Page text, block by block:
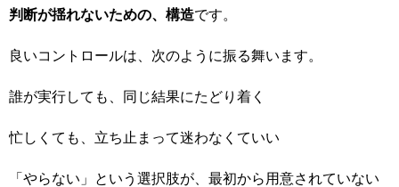
判断が揺れないための、構造です。
良いコントロールは、次のように振る舞います。
誰が実行しても、同じ結果にたどり着く
忙しくても、立ち止まって迷わなくていい
「やらない」という選択肢が、最初から用意されていない